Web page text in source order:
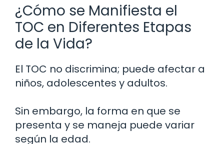
¿Cómo se Manifiesta el
TOC en Diferentes Etapas
de la Vida?
El TOC no discrimina; puede afectar a
niños, adolescentes y adultos.
Sin embargo, la forma en que se
presenta y se maneja puede variar
según la edad.